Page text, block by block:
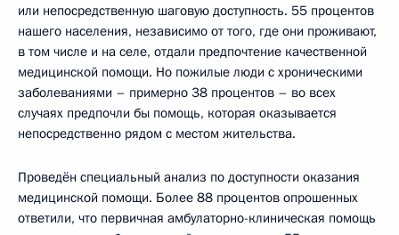
или непосредственную шаговую доступность. 55 процентов
нашего населения, независимо от того, где они проживают,
в том числе и на селе, отдали предпочтение качественной
медицинской помощи. Но пожилые люди с хроническими
заболеваниями – примерно 38 процентов – во всех
случаях предпочли бы помощь, которая оказывается
непосредственно рядом с местом жительства.
Проведён специальный анализ по доступности оказания
медицинской помощи. Более 88 процентов опрошенных
ответили, что первичная амбулаторно-клиническая помощь